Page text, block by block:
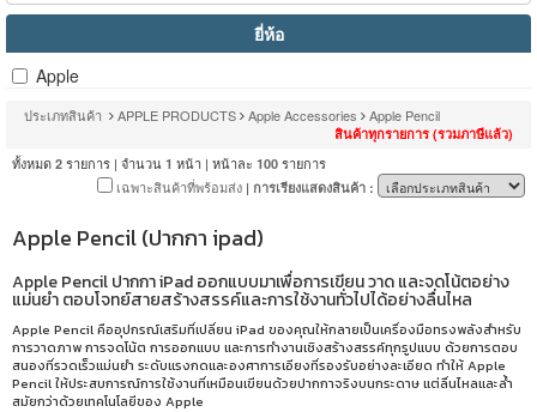
ยี่ห้อ
Apple
ประเภทสินค้า APPLE PRODUCTS Apple Accessories Apple Pencil
สินค้าทุกรายการ (รวมภาษีแล้ว)
ทั้งหมด 2 รายการ | จำนวน 1 หน้า | หน้าละ 100 รายการ
เฉพาะสินค้าที่พร้อมส่ง | การเรียงแสดงสินค้า :
Apple Pencil (ปากกา ipad)
Apple Pencil ปากกา iPad ออกแบบมาเพื่อการเขียน วาด และจดโน้ตอย่าง
แม่นยำ ตอบโจทย์สายสร้างสรรค์และการใช้งานทั่วไปได้อย่างลื่นไหล
Apple Pencil คืออุปกรณ์เสริมที่เปลี่ยน iPad ของคุณให้กลายเป็นเครื่องมือทรงพลังสำหรับ
การวาดภาพ การจดโน้ต การออกแบบ และการทำงานเชิงสร้างสรรค์ทุกรูปแบบ ด้วยการตอบ
สนองที่รวดเร็วแม่นยำ ระดับแรงกดและองศาการเอียงที่รองรับอย่างละเอียด ทำให้ Apple
Pencil ให้ประสบการณ์การใช้งานที่เหมือนเขียนด้วยปากกาจริงบนกระดาษ แต่ลื่นไหลและล้ำ
สมัยกว่าด้วยเทคโนโลยีของ Apple